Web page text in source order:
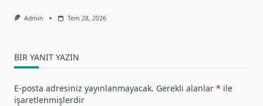
Admin Tem 28, 2026
BIR YANIT YAZIN
E-posta adresiniz yayınlanmayacak. Gerekli alanlar * ile
işaretlenmişlerdir